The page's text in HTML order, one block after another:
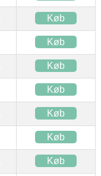
Køb
Køb
Køb
Køb
Køb
Køb
Køb